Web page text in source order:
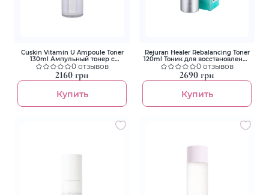
Cuskin Vitamin U Ampoule Toner
130ml Ампульный тонер с
пептидами и витамином U
0 отзывов
2160 грн
Купить
Rejuran Healer Rebalancing Toner
120ml Тоник для восстановления
баланса кожи
0 отзывов
2690 грн
Купить